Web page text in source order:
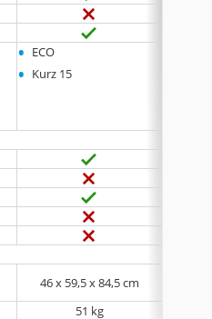
• ECO
• Kurz 15
46 x 59,5 x 84,5 cm
51 kg